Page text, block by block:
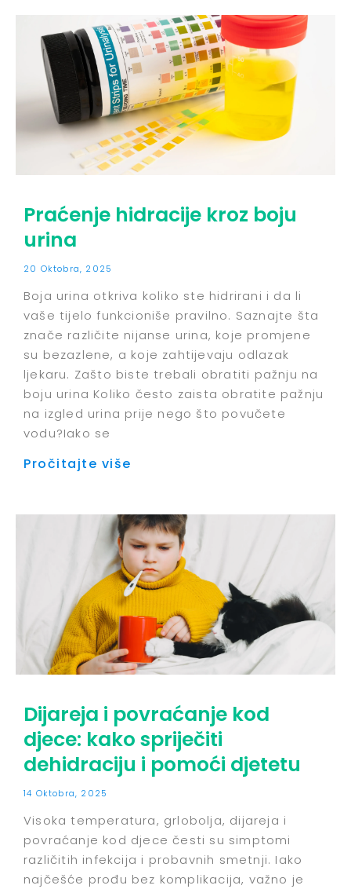
Praćenje hidracije kroz boju
urina
20 Oktobra, 2025
Boja urina otkriva koliko ste hidrirani i da li
vaše tijelo funkcioniše pravilno. Saznajte šta
znače različite nijanse urina, koje promjene
su bezazlene, a koje zahtijevaju odlazak
ljekaru. Zašto biste trebali obratiti pažnju na
boju urina Koliko često zaista obratite pažnju
na izgled urina prije nego što povučete
vodu?Iako se
Pročitajte više
Dijareja i povraćanje kod
djece: kako spriječiti
dehidraciju i pomoći djetetu
14 Oktobra, 2025
Visoka temperatura, grlobolja, dijareja i
povraćanje kod djece česti su simptomi
različitih infekcija i probavnih smetnji. Iako
najčešće prođu bez komplikacija, važno je